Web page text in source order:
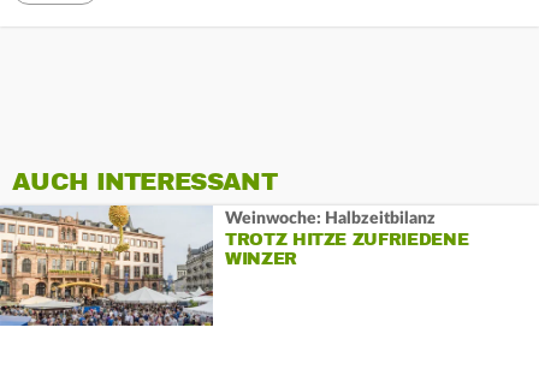
AUCH INTERESSANT
Weinwoche: Halbzeitbilanz
TROTZ HITZE ZUFRIEDENE
WINZER